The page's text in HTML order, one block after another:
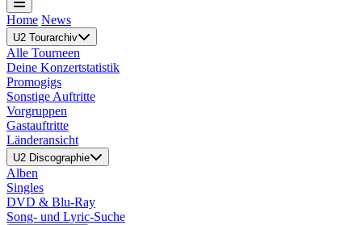
Home News
U2 Tourarchiv
Alle Tourneen
Deine Konzertstatistik
Promogigs
Sonstige Auftritte
Vorgruppen
Gastauftritte
Länderansicht
U2 Discographie
Alben
Singles
DVD & Blu-Ray
Song- und Lyric-Suche